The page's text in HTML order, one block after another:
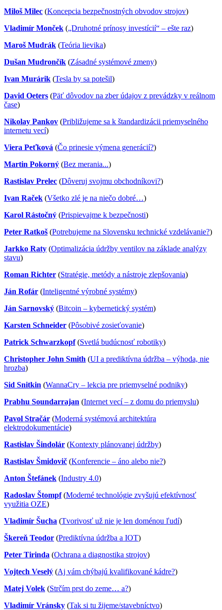
Miloš Milec (Koncepcia bezpečnostných obvodov strojov)
Vladimír Monček („Druhotné prínosy investícií“ – ešte raz)
Maroš Mudrák (Teória lievika)
Dušan Mudrončík (Zásadné systémové zmeny)
Ivan Murárik (Tesla by sa potešil)
David Oeters (Päť dôvodov na zber údajov z prevádzky v reálnom
čase)
Nikolay Pankov (Približujeme sa k štandardizácii priemyselného
internetu vecí)
Viera Peťková (Čo prinesie výmena generácií?)
Martin Pokorný (Bez merania...)
Rastislav Prelec (Dôveruj svojmu obchodníkovi?)
Ivan Raček (Všetko zlé je na niečo dobré…)
Karol Rástočný (Prispievajme k bezpečnosti)
Peter Ratkoš (Potrebujeme na Slovensku technické vzdelávanie?)
Jarkko Raty (Optimalizácia údržby ventilov na základe analýzy
stavu)
Roman Richter (Stratégie, metódy a nástroje zlepšovania)
Ján Rofár (Inteligentné výrobné systémy)
Ján Sarnovský (Bitcoin – kybernetický systém)
Karsten Schneider (Pôsobivé zosieťovanie)
Patrick Schwarzkopf (Svetlá budúcnosť robotiky)
Christopher John Smith (UI a prediktívna údržba – výhoda, nie
hrozba)
Sid Snitkin (WannaCry – lekcia pre priemyselné podniky)
Prabhu Soundarrajan (Internet vecí – z domu do priemyslu)
Pavol Stračár (Moderná systémová architektúra
elektrodokumentácie)
Rastislav Šindolár (Kontexty plánovanej údržby)
Rastislav Šmidovič (Konferencie – áno alebo nie?)
Anton Štefánek (Industry 4.0)
Radoslav Štompf (Moderné technológie zvyšujú efektívnosť
využitia OZE)
Vladimír Šucha (Tvorivosť už nie je len doménou ľudí)
Škereň Teodor (Prediktívna údržba a IOT)
Peter Tirinda (Ochrana a diagnostika strojov)
Vojtech Veselý (Aj vám chýbajú kvalifikované kádre?)
Matej Volek (Strčím prst do zeme… a?)
Vladimír Vránsky (Tak si tu žijeme/stavebníctvo)